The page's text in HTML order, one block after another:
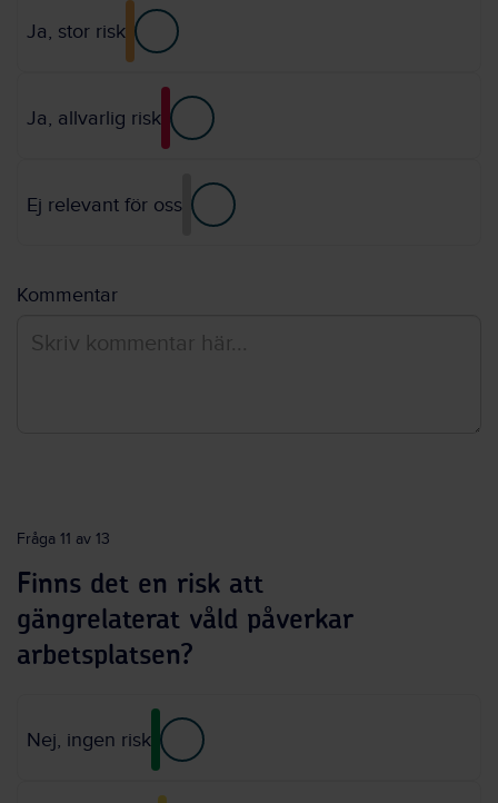
Ja, stor risk
Ja, allvarlig risk
Ej relevant för oss
Kommentar
Fråga 11 av 13
Finns det en risk att
gängrelaterat våld påverkar
arbetsplatsen?
Nej, ingen risk